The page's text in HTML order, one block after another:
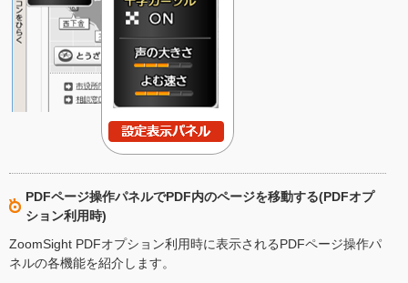
PDFページ操作パネルでPDF内のページを移動する(PDFオプ
ション利用時)
ZoomSight PDFオプション利用時に表示されるPDFページ操作パ
ネルの各機能を紹介します。